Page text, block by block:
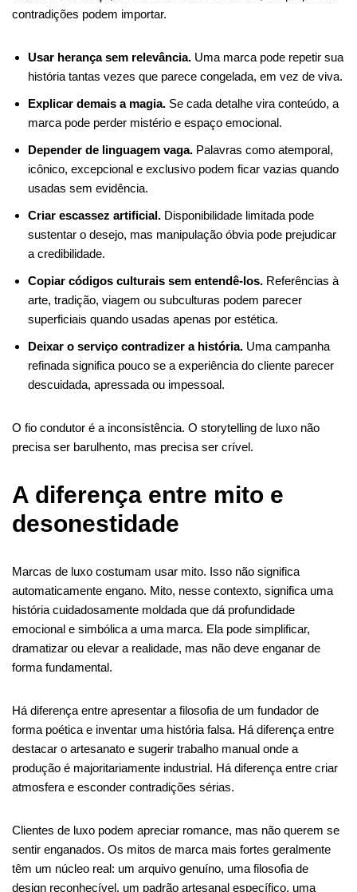
contradições podem importar.
Usar herança sem relevância. Uma marca pode repetir sua
história tantas vezes que parece congelada, em vez de viva.
Explicar demais a magia. Se cada detalhe vira conteúdo, a
marca pode perder mistério e espaço emocional.
Depender de linguagem vaga. Palavras como atemporal,
icônico, excepcional e exclusivo podem ficar vazias quando
usadas sem evidência.
Criar escassez artificial. Disponibilidade limitada pode
sustentar o desejo, mas manipulação óbvia pode prejudicar
a credibilidade.
Copiar códigos culturais sem entendê-los. Referências à
arte, tradição, viagem ou subculturas podem parecer
superficiais quando usadas apenas por estética.
Deixar o serviço contradizer a história. Uma campanha
refinada significa pouco se a experiência do cliente parecer
descuidada, apressada ou impessoal.
O fio condutor é a inconsistência. O storytelling de luxo não
precisa ser barulhento, mas precisa ser crível.
A diferença entre mito e
desonestidade
Marcas de luxo costumam usar mito. Isso não significa
automaticamente engano. Mito, nesse contexto, significa uma
história cuidadosamente moldada que dá profundidade
emocional e simbólica a uma marca. Ela pode simplificar,
dramatizar ou elevar a realidade, mas não deve enganar de
forma fundamental.
Há diferença entre apresentar a filosofia de um fundador de
forma poética e inventar uma história falsa. Há diferença entre
destacar o artesanato e sugerir trabalho manual onde a
produção é majoritariamente industrial. Há diferença entre criar
atmosfera e esconder contradições sérias.
Clientes de luxo podem apreciar romance, mas não querem se
sentir enganados. Os mitos de marca mais fortes geralmente
têm um núcleo real: um arquivo genuíno, uma filosofia de
design reconhecível, um padrão artesanal específico, uma